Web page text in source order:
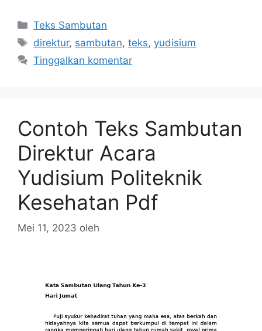
Kategori
Teks Sambutan
Tag
direktur, sambutan,teks,yudisium
Tinggalkan komentar
Contoh Teks Sambutan
Direktur Acara
Yudisium Politeknik
Kesehatan Pdf
Mei 11, 2023 oleh